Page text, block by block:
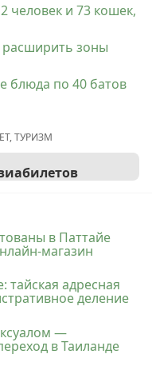
человек и 73 кошек,
расширить зоны
блюда по 40 батов
,ТУРИЗМ
в Паттайе
магазин
тайская адресная
деление
—
в Таиланде